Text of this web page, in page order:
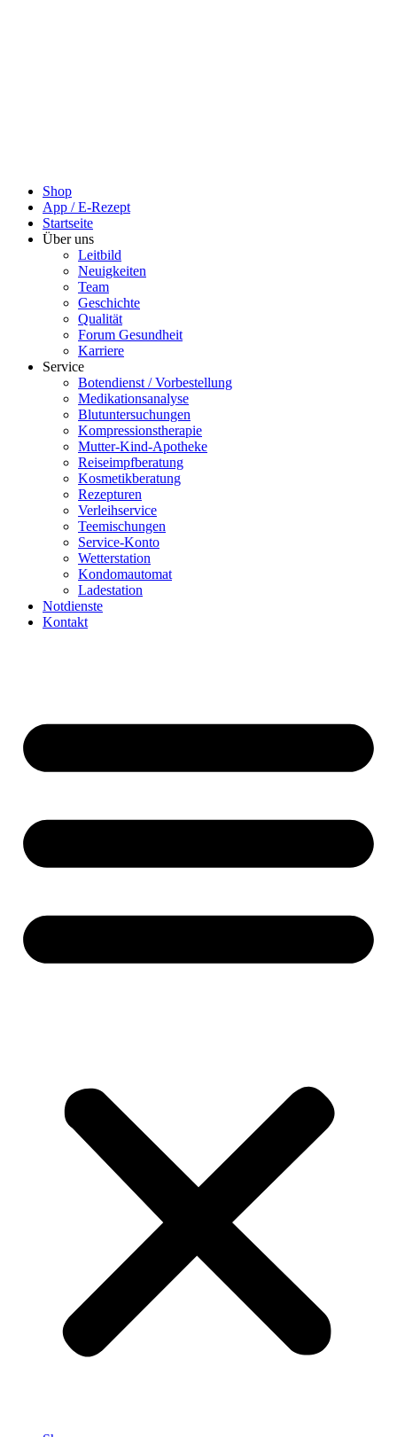
Shop
App / E-Rezept
Startseite
Über uns
Leitbild
Neuigkeiten
Team
Geschichte
Qualität
Forum Gesundheit
Karriere
Service
Botendienst / Vorbestellung
Medikationsanalyse
Blutuntersuchungen
Kompressionstherapie
Mutter-Kind-Apotheke
Reiseimpfberatung
Kosmetikberatung
Rezepturen
Verleihservice
Teemischungen
Service-Konto
Wetterstation
Kondomautomat
Ladestation
Notdienste
Kontakt